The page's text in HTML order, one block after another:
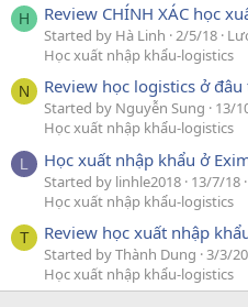
H Review CHÍNH XÁC học
Started by Hà Linh 2/5/18
Học xuất nhập khẩu-logistics
N Review học logistics ở
Started by Nguyễn Sung 13/
Học xuất nhập khẩu-logistics
L Học xuất nhập khẩu ở
Started by linhle2018 13/7/18
Học xuất nhập khẩu-logistics
T Review học xuất nhập
Started by Thành Dung 3/3/20
Học xuất nhập khẩu-logistics